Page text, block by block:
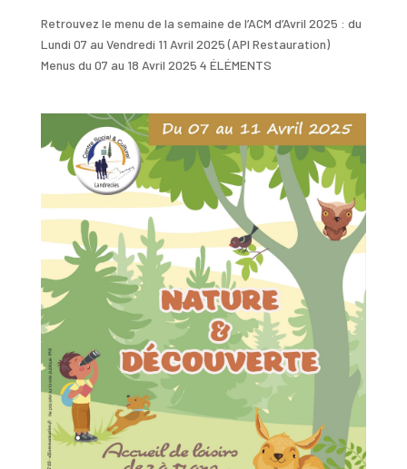
Retrouvez le menu de la semaine de l’ACM d’Avril 2025 : du
Lundi 07 au Vendredi 11 Avril 2025 (API Restauration)
Menus du 07 au 18 Avril 2025 4 ÉLÉMENTS